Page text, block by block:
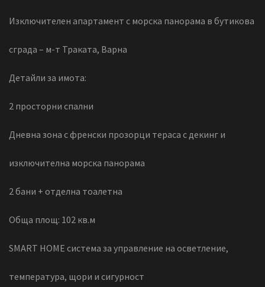
Изключителен апартамент с морска панорама в бутикова
сграда – м-т Траката, Варна
Детайли за имота:
2 просторни спални
Дневна зона с френски прозорци тераса с декинг и
изключителна морска панорама
2 бани + отделна тоалетна
Обща площ: 102 кв.м
SMART HOME система за управление на осветление,
температура, щори и сигурност